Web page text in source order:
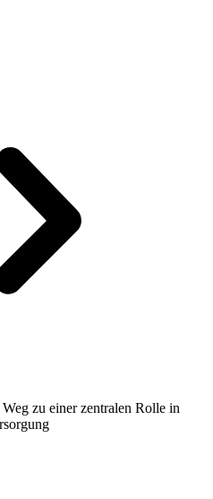
zu einer zentralen Rolle in